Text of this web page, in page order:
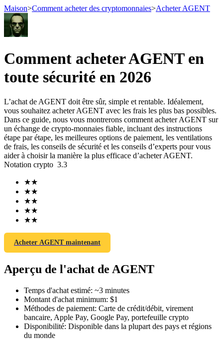
Contrats à terme
Futures USDT
Futures COIN-M
Contrats à terme sur crypto-monnaie
TradFi
Maison>Comment acheter des cryptomonnaies>Acheter AGENT
Comment acheter AGENT en
toute sécurité en 2026
L’achat de AGENT doit être sûr, simple et rentable. Idéalement,
vous souhaitez acheter AGENT avec les frais les plus bas possibles.
Dans ce guide, nous vous montrerons comment acheter AGENT sur
un échange de crypto-monnaies fiable, incluant des instructions
étape par étape, les meilleures options de paiement, les ventilations
de frais, les conseils de sécurité et les conseils d’experts pour vous
aider à choisir la manière la plus efficace d’acheter AGENT.
Notation crypto 3.3
★★
★★
★★
★★
★★
Acheter AGENT maintenant
Aperçu de l'achat de AGENT
Temps d'achat estimé: ~3 minutes
Montant d'achat minimum: $1
Méthodes de paiement: Carte de crédit/débit, virement
bancaire, Apple Pay, Google Pay, portefeuille crypto
Disponibilité: Disponible dans la plupart des pays et régions
du monde